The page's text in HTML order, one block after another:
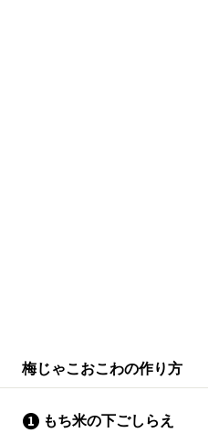
梅じゃこおこわの作り方
もち米の下ごしらえ